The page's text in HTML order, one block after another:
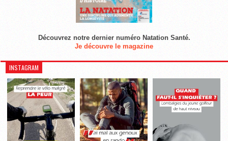
Découvrez notre dernier numéro Natation Santé.
Je découvre le magazine
INSTAGRAM